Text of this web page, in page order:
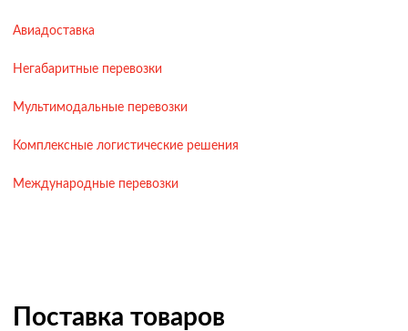
Авиадоставка
Негабаритные перевозки
Мультимодальные перевозки
Комплексные логистические решения
Международные перевозки
Поставка товаров